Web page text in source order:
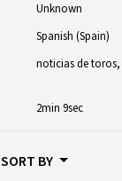
Unknown
Spanish (Spain)
noticias de toros
2min 9sec
SORT BY